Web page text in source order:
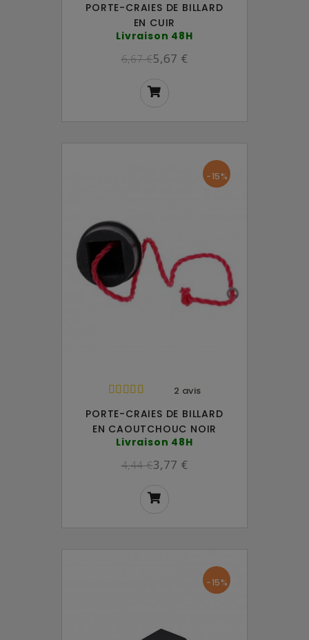
PORTE-CRAIES DE BILLARD
EN CUIR
Livraison 48H
6,67 €5,67 €
-15%
2 avis
PORTE-CRAIES DE BILLARD
EN CAOUTCHOUC NOIR
Livraison 48H
4,44 €3,77 €
-15%